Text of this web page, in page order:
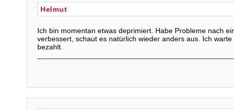
Helmut
Ich bin momentan etwas deprimiert. Habe Probleme nach
verbessert, schaut es natürlich wieder anders aus. Ich
bezahlt.